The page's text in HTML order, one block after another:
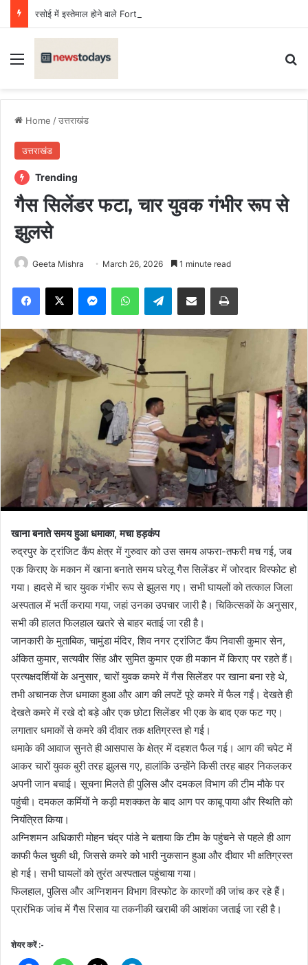
रसोई में इस्तेमाल होने वाले Fortune तेल का सैंपल जांच में फेल, लगा जुर्माना
Menu
Home /उत्तराखंड
उत्तराखंड
Trending
गैस सिलेंडर फटा, चार युवक गंभीर रूप से
झुलसे
Geeta Mishra March 26, 2026 1 minute read
Facebook
X MessengerWhatsAppTelegramShare via Email Print
खाना बनाते समय हुआ धमाका, मचा हड़कंप
रुद्रपुर के ट्रांजिट कैंप क्षेत्र में गुरुवार को उस समय अफरा-तफरी मच गई, जब
एक किराए के मकान में खाना बनाते समय घरेलू गैस सिलेंडर में जोरदार विस्फोट हो
गया। हादसे में चार युवक गंभीर रूप से झुलस गए। सभी घायलों को तत्काल जिला
अस्पताल में भर्ती कराया गया, जहां उनका उपचार जारी है। चिकित्सकों के अनुसार,
सभी की हालत फिलहाल खतरे से बाहर बताई जा रही है।
जानकारी के मुताबिक, चामुंडा मंदिर, शिव नगर ट्रांजिट कैंप निवासी कुमार सेन,
अंकित कुमार, सत्यवीर सिंह और सुमित कुमार एक ही मकान में किराए पर रहते हैं।
प्रत्यक्षदर्शियों के अनुसार, चारों युवक कमरे में गैस सिलेंडर पर खाना बना रहे थे,
तभी अचानक तेज धमाका हुआ और आग की लपटें पूरे कमरे में फैल गईं। देखते ही
देखते कमरे में रखे दो बड़े और एक छोटा सिलेंडर भी एक के बाद एक फट गए।
लगातार धमाकों से कमरे की दीवार तक क्षतिग्रस्त हो गई।
धमाके की आवाज सुनते ही आसपास के क्षेत्र में दहशत फैल गई। आग की चपेट में
आकर चारों युवक बुरी तरह झुलस गए, हालांकि उन्होंने किसी तरह बाहर निकलकर
अपनी जान बचाई। सूचना मिलते ही पुलिस और दमकल विभाग की टीम मौके पर
पहुंची। दमकल कर्मियों ने कड़ी मशक्कत के बाद आग पर काबू पाया और स्थिति को
नियंत्रित किया।
अग्निशमन अधिकारी मोहन चंद्र पांडे ने बताया कि टीम के पहुंचने से पहले ही आग
काफी फैल चुकी थी, जिससे कमरे को भारी नुकसान हुआ और दीवार भी क्षतिग्रस्त
हो गई। सभी घायलों को तुरंत अस्पताल पहुंचाया गया।
फिलहाल, पुलिस और अग्निशमन विभाग विस्फोट के कारणों की जांच कर रहे हैं।
प्रारंभिक जांच में गैस रिसाव या तकनीकी खराबी की आशंका जताई जा रही है।
शेयर करें :-